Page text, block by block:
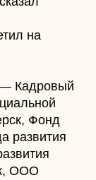
на
— Кадровый
Фонд
развития
ООО